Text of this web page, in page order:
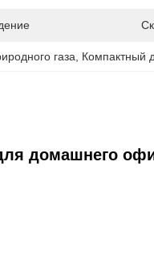
газа Компактный
домашнего